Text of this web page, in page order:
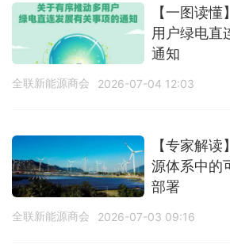
【一图读
用户绿电直
通知
全联新能源商会 2026-07-04 12:03
【专家解
源体系中的
部署
全联新能源商会 2026-07-03 09:16